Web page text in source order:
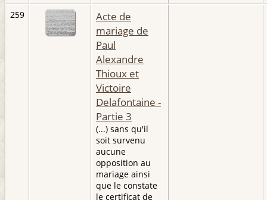
259
Acte de
mariage de
Paul
Alexandre
Thioux et
Victoire
Delafontaine -
Partie 3
(...) sans qu'il
soit survenu
aucune
opposition au
mariage ainsi
que le constate
le certificat de